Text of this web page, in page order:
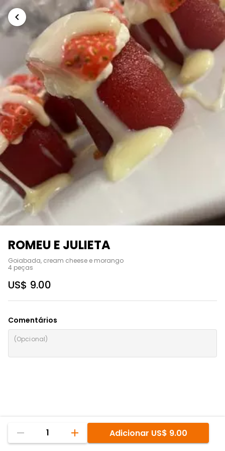
ROMEU E JULIETA
Goiabada, cream cheese e morango
4 peças
US$ 9.00
Comentários
1 Adicionar US$ 9.00